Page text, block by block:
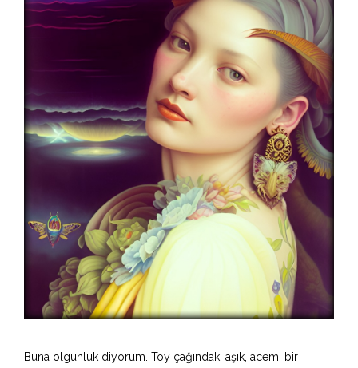
Buna olgunluk diyorum. Toy çağındaki aşık, acemi bir